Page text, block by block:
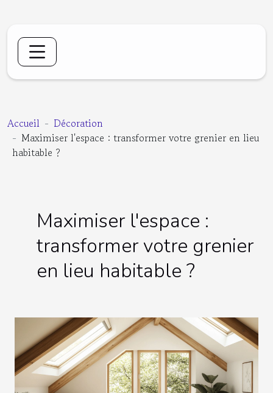
Accueil
Décoration
Maximiser l'espace : transformer votre grenier en lieu
habitable ?
Maximiser l'espace :
transformer votre grenier
en lieu habitable ?